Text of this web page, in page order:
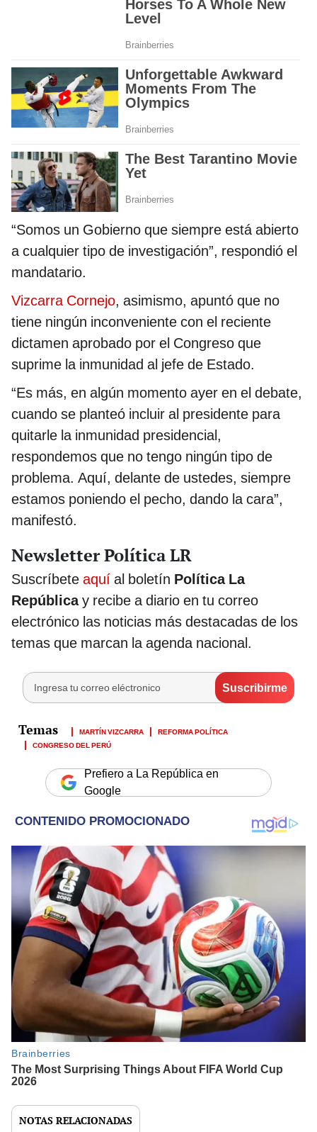
“Somos un Gobierno que siempre está abierto
a cualquier tipo de investigación”, respondió el
mandatario.
Vizcarra Cornejo, asimismo, apuntó que no
tiene ningún inconveniente con el reciente
dictamen aprobado por el Congreso que
suprime la inmunidad al jefe de Estado.
“Es más, en algún momento ayer en el debate,
cuando se planteó incluir al presidente para
quitarle la inmunidad presidencial,
respondemos que no tengo ningún tipo de
problema. Aquí, delante de ustedes, siempre
estamos poniendo el pecho, dando la cara”,
manifestó.
Newsletter Política LR
Suscríbete aquí al boletín Política La
Repúblicay recibe a diario en tu correo
electrónico las noticias más destacadas de los
temas que marcan la agenda nacional.
MARTÍN VIZCARRA
REFORMA POLÍTICA
CONGRESO DEL PERÚ
Prefiero a La República en
Google
NOTAS RELACIONADAS